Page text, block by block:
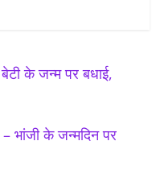
के जन्म पर बधाई,
के जन्मदिन पर